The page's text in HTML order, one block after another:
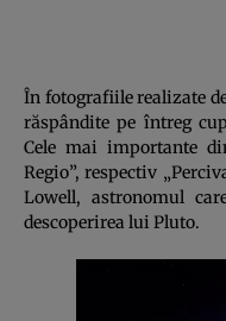
În fotografiile realizate
răspândite pe întreg
Cele mai importante
Regio”, respectiv
Lowell, astronomul
descoperirea lui Pluto.